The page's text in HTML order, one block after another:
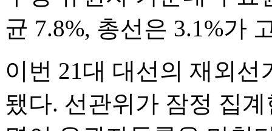
균 7.8%, 총선은 3.1%가
이번 21대 대선의 재외
됐다. 선관위가 잠정 집